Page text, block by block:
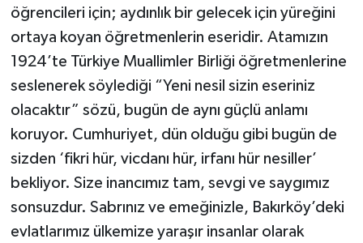
öğrencileri için; aydınlık bir gelecek için yüreğini
ortaya koyan öğretmenlerin eseridir. Atamızın
1924’te Türkiye Muallimler Birliği öğretmenlerine
seslenerek söylediği “Yeni nesil sizin eseriniz
olacaktır” sözü, bugün de aynı güçlü anlamı
koruyor. Cumhuriyet, dün olduğu gibi bugün de
sizden ‘fikri hür, vicdanı hür, irfanı hür nesiller’
bekliyor. Size inancımız tam, sevgi ve saygımız
sonsuzdur. Sabrınız ve emeğinizle, Bakırköy’deki
evlatlarımız ülkemize yaraşır insanlar olarak